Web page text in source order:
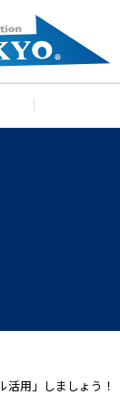
活用」しましょう